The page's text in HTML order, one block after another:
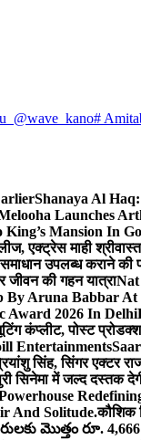
@wave_kano#
Shanaya Al
Launches
Mansion In
एक्ट्रेस माही
समाधान उपलब्ध कराने की
जीवन की गहन यात्रा
By Aruna Babbar
Award 2026 In Delhi
कंप्लीट, पोस्ट
Entertainments
सिंह, सिंगर एक्टर
सिनेमा में जल्द दस्तक
And Solitude.कौशिक
మొత్తం రూ.